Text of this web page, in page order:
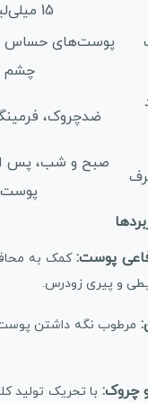
15 میلی‌لیتر
پوست‌های حساس و
چشم
ضدچروک،
صبح و شب، پس
پوست
پوست: کمک به
و پیری زودرس.
مرطوب نگه داشتن
چروک: با تحریک تولید